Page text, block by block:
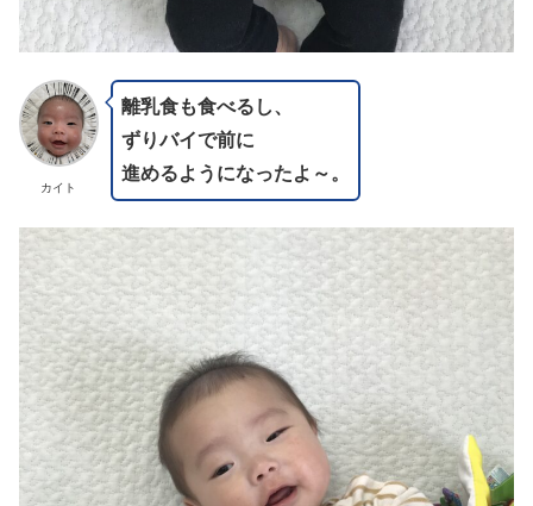
カイト
離乳食も食べるし、
ずりバイで前に
進めるようになったよ～。